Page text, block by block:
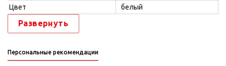
Цвет
белый
Развернуть
Персональные рекомендации